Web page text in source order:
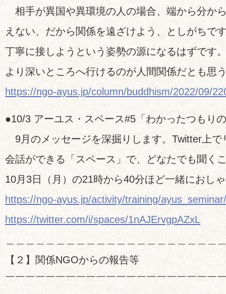
相手が異国や異環境の人の場合、端から分か
えない、だから関係を遠ざけよう、としがちで
丁寧に接しようという姿勢の源になるはずです
より深いところへ行けるのが人間関係だとも思
https://ngo-ayus.jp/column/buddhism/2022/09/
●10/3 アーユス・スペース#5「わかったつもり
9月のメッセージを深掘りします。Twitter上で
会話ができる「スペース」で、どなたでも聞く
10月3日（月）の21時から40分ほど一緒におし
https://ngo-ayus.jp/activity/training/
https://twitter.com/i/spaces/1nAJErvgpAZxL
【２】関係NGOからの報告等
￣￣￣￣￣￣￣￣￣￣￣￣￣￣￣￣￣￣￣￣￣